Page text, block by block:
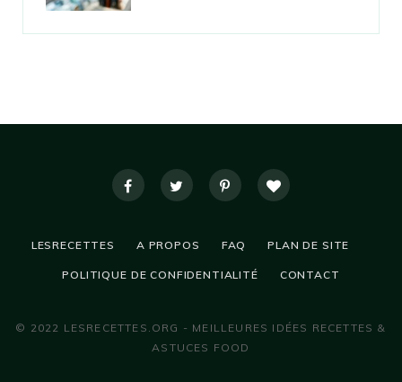
LESRECETTES A PROPOS FAQ PLAN DE SITE
POLITIQUE DE CONFIDENTIALITÉ CONTACT
© 2022 LESRECETTES.ORG - MEILLEURES IDÉES RECETTES &
ASTUCES FOOD